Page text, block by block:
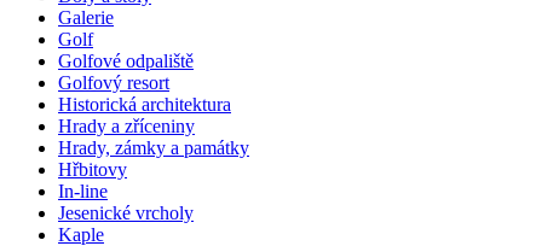
Galerie
Golf
Golfové odpaliště
Golfový resort
Historická architektura
Hrady a zříceniny
Hrady, zámky a památky
Hřbitovy
In-line
Jesenické vrcholy
Kaple